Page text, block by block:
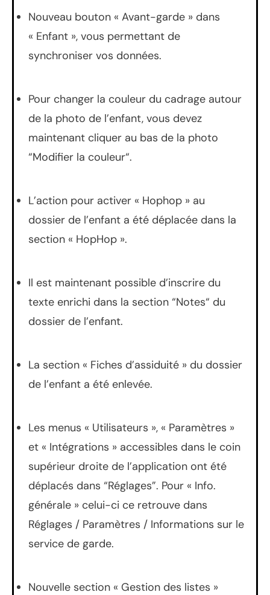
Nouveau bouton « Avant-garde » dans
« Enfant », vous permettant de
synchroniser vos données.
Pour changer la couleur du cadrage autour
de la photo de l’enfant, vous devez
maintenant cliquer au bas de la photo
“Modifier la couleur“.
L’action pour activer « Hophop » au
dossier de l’enfant a été déplacée dans la
section « HopHop ».
Il est maintenant possible d’inscrire du
texte enrichi dans la section “Notes“ du
dossier de l’enfant.
La section « Fiches d’assiduité » du dossier
de l’enfant a été enlevée.
Les menus « Utilisateurs », « Paramètres »
et « Intégrations » accessibles dans le coin
supérieur droite de l’application ont été
déplacés dans “Réglages”. Pour « Info.
générale » celui-ci ce retrouve dans
Réglages / Paramètres / Informations sur le
service de garde.
Nouvelle section « Gestion des listes »